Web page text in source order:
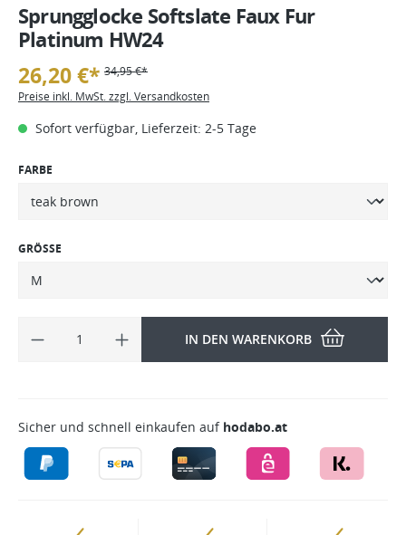
Sprungglocke Softslate Faux Fur
Platinum HW24
26,20 €* 34,95 €*
Preise inkl. MwSt. zzgl. Versandkosten
Sofort verfügbar, Lieferzeit: 2-5 Tage
FARBE
GRÖSSE
IN DEN WARENKORB
Sicher und schnell einkaufen auf hodabo.at